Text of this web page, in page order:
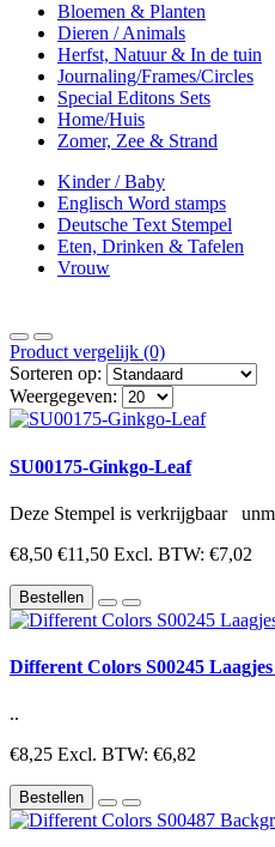
Bloemen & Planten
Dieren / Animals
Herfst, Natuur & In de tuin
Journaling/Frames/Circles
Special Editons Sets
Home/Huis
Zomer, Zee & Strand
Kinder / Baby
Englisch Word stamps
Deutsche Text Stempel
Eten, Drinken & Tafelen
Vrouw
Product vergelijk (0)
Sorteren op:
Weergegeven:
SU00175-Ginkgo-Leaf
Deze Stempel is verkrijgbaar
€8,50 €11,50 Excl. BTW: €7,02
Bestellen
Different Colors S00245
..
€8,25 Excl. BTW: €6,82
Bestellen